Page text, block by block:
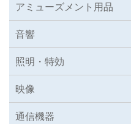
アミューズメント用品
音響
照明・特効
映像
通信機器